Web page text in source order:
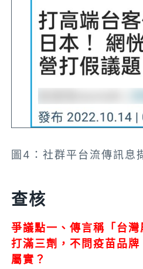
圖4：社群平台流傳訊息
查核
爭議點一、傳言稱「台
打滿三劑，不問疫苗品牌
屬實？